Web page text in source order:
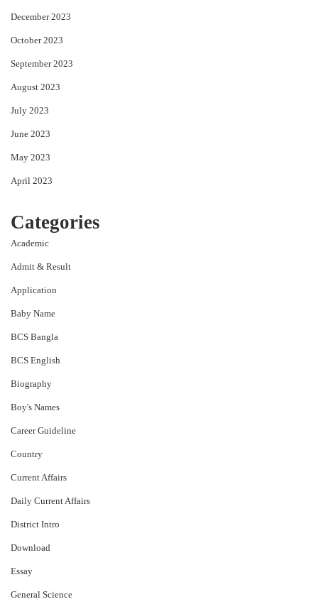
December 2023
October 2023
September 2023
August 2023
July 2023
June 2023
May 2023
April 2023
Categories
Academic
Admit & Result
Application
Baby Name
BCS Bangla
BCS English
Biography
Boy's Names
Career Guideline
Country
Current Affairs
Daily Current Affairs
District Intro
Download
Essay
General Science